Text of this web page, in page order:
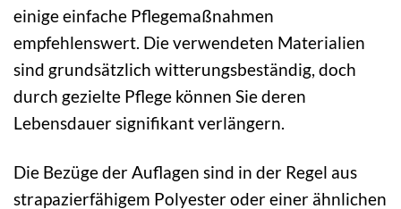
einige einfache Pflegemaßnahmen
empfehlenswert. Die verwendeten Materialien
sind grundsätzlich witterungsbeständig, doch
durch gezielte Pflege können Sie deren
Lebensdauer signifikant verlängern.
Die Bezüge der Auflagen sind in der Regel aus
strapazierfähigem Polyester oder einer ähnlichen